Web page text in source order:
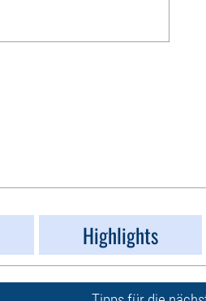
Highlights